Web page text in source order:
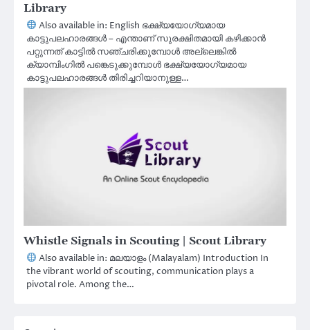
Library
Also available in: English ഭക്ഷ്യയോഗ്യമായ
കാട്ടുപലഹാരങ്ങൾ – എന്താണ് സുരക്ഷിതമായി കഴിക്കാൻ
പറ്റുന്നത് കാട്ടിൽ സഞ്ചരിക്കുമ്പോൾ അല്ലെങ്കിൽ
ക്യാമ്പിംഗിൽ പങ്കെടുക്കുമ്പോൾ ഭക്ഷ്യയോഗ്യമായ
കാട്ടുപലഹാരങ്ങൾ തിരിച്ചറിയാനുള്ള…
Whistle Signals in Scouting | Scout Library
Also available in: മലയാളം (Malayalam) Introduction In
the vibrant world of scouting, communication plays a
pivotal role. Among the…